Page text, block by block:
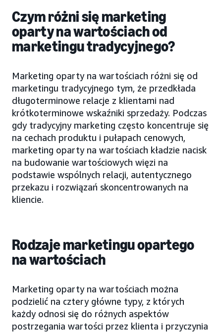
Czym różni się marketing
oparty na wartościach od
marketingu tradycyjnego?
Marketing oparty na wartościach różni się od
marketingu tradycyjnego tym, że przedkłada
długoterminowe relacje z klientami nad
krótkoterminowe wskaźniki sprzedaży. Podczas
gdy tradycyjny marketing często koncentruje się
na cechach produktu i pułapach cenowych,
marketing oparty na wartościach kładzie nacisk
na budowanie wartościowych więzi na
podstawie wspólnych relacji, autentycznego
przekazu i rozwiązań skoncentrowanych na
kliencie.
Rodzaje marketingu opartego
na wartościach
Marketing oparty na wartościach można
podzielić na cztery główne typy, z których
każdy odnosi się do różnych aspektów
postrzegania wartości przez klienta i przyczynia